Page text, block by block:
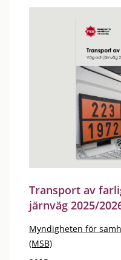
Transport av
järnväg 2025/
Myndigheten för
(MSB)